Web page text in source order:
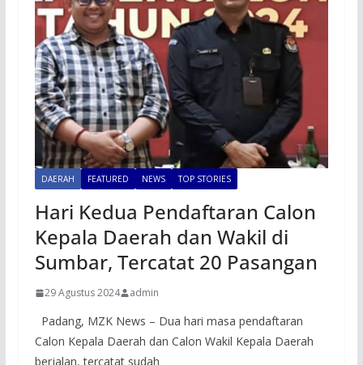
DAERAH FEATURED NEWS TOP STORIES
Hari Kedua Pendaftaran Calon
Kepala Daerah dan Wakil di
Sumbar, Tercatat 20 Pasangan
29 Agustus 2024 admin
Padang, MZK News – Dua hari masa pendaftaran
Calon Kepala Daerah dan Calon Wakil Kepala Daerah
berjalan, tercatat sudah